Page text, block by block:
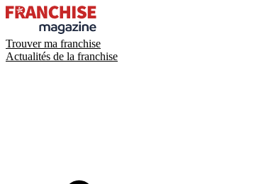
Trouver ma franchise
Actualités de la franchise